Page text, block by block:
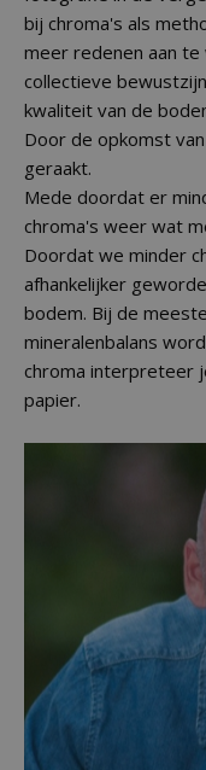
bij chroma's als
meer redenen aan te
collectieve
kwaliteit van de
Door de opkomst
geraakt.
Mede doordat er
chroma's weer wat
Doordat we minder
afhankelijker
bodem. Bij de
mineralenbalans
chroma interpreteer
papier.